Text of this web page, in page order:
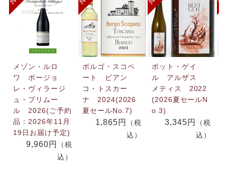
メゾン・ルロ
ワ ボージョ
レ・ヴィラージ
ュ・プリムー
ル 2026(ご予約
品：2026年11月
19日お届け予定)
9,960円
（税
込）
ボルゴ・スコペ
ート ビアン
コ・トスカー
ナ 2024(2026
夏セールNo.7)
1,865円
（税
込）
ボット・ゲイ
ル アルザス
メティス 2022
(2026夏セールN
o.3)
3,345円
（税
込）